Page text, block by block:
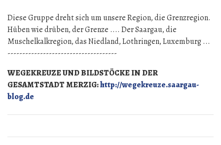
Diese Gruppe dreht sich um unsere Region, die Grenzregion.
Hüben wie drüben, der Grenze .... Der Saargau, die
Muschelkalkregion, das Niedland, Lothringen, Luxemburg ...
-------------------------------------
WEGEKREUZE UND BILDSTÖCKE IN DER
GESAMTSTADT MERZIG:http://wegekreuze.saargau-
blog.de